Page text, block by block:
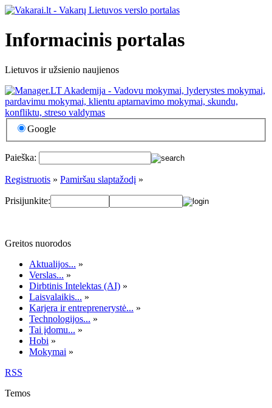
Informacinis portalas
Lietuvos ir užsienio naujienos
Google
Paieška:
Registruotis » Pamiršau slaptažodį »
Prisijunkite:
Greitos nuorodos
Aktualijos... »
Verslas... »
Dirbtinis Intelektas (AI) »
Laisvalaikis... »
Karjera ir entreprenerystė... »
Technologijos... »
Tai įdomu... »
Hobi »
Mokymai »
RSS
Temos